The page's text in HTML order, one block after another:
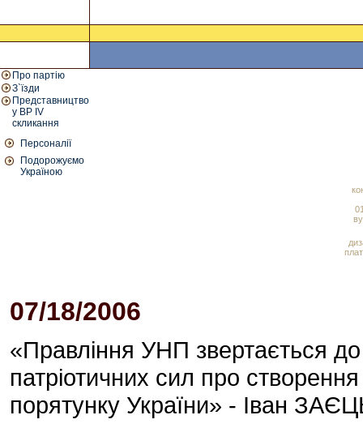
Про партію
З`їзди
Представництво
у ВР IV
скликання
Персоналії
Подорожуємо
Україною
07/18/2006
«Правління УНП звертається до
патріотичних сил про
порятунку України» - Іван